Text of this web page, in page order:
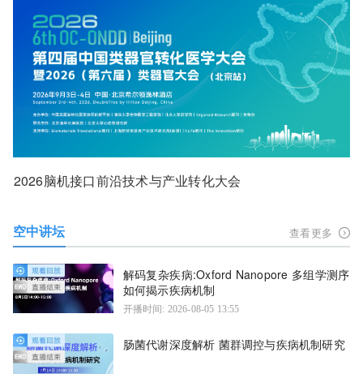
2026脑机接口前沿技术与产业转化大会
空中讲坛 查看更多
解码复杂疾病:Oxford Nanopore 多组学测序
如何揭示疾病机制
开播时间: 2026-08-05 13:55
肠菌代谢深度解析 菌群调控与疾病机制研究